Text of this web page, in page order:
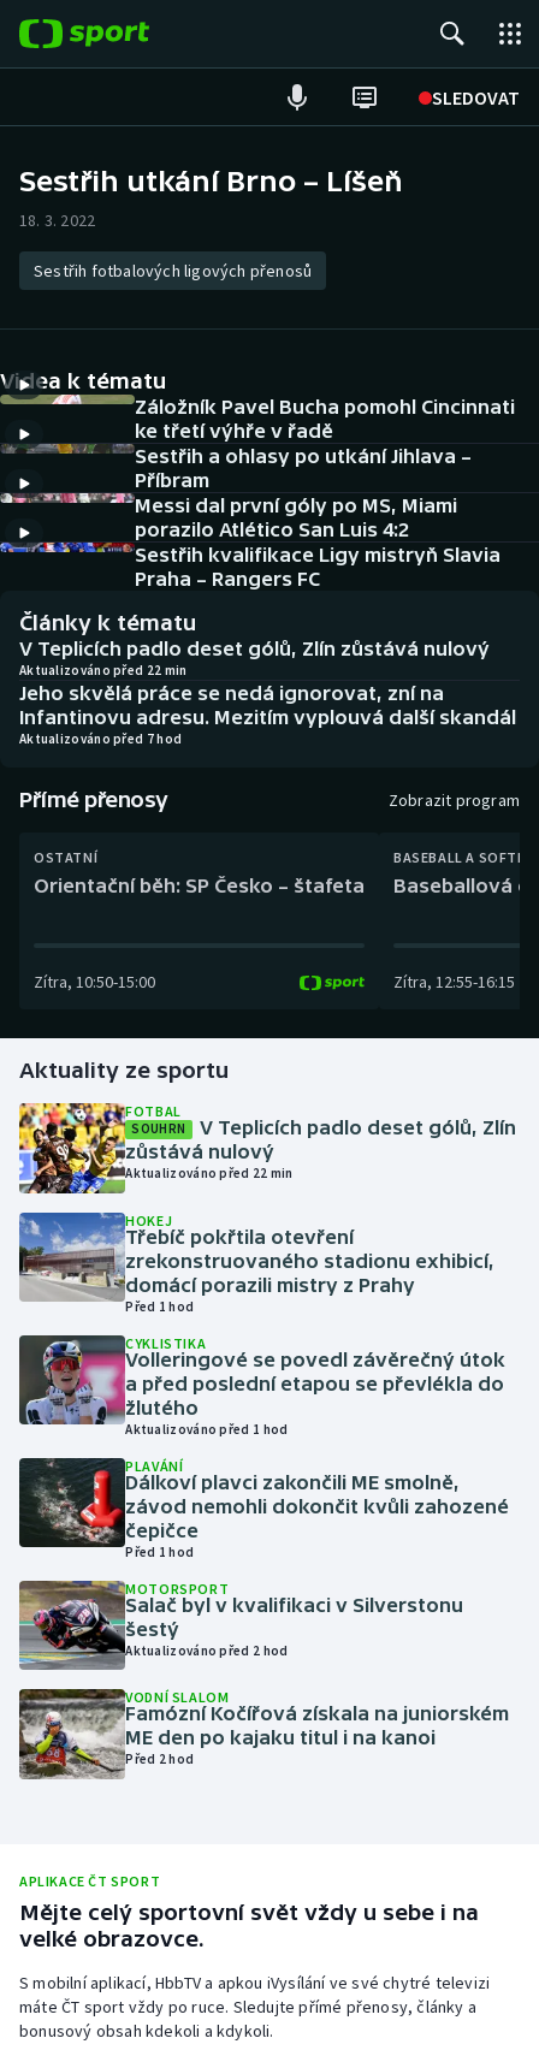
SLEDOVAT
Hokej
Tenis
Atletika
Cyklistika
DALŠÍ SPORTY
Americký fotbal
Baseball a softbal
Basketbal
Biatlon
Boby a skeleton
Box
Curling
Golf
Gymnastika
Házená
Jezdectví
Judo
Krasobruslení
Lezení
Lyže a snowboard
Moderní pětiboj
Motorsport
Olympijské hry
Parasport
Plavání
Ragby
Rychlobruslení
Rychlostní kanoistika
NEPŘEHLÉDNĚTE
Soutěže
Historické návraty
Aplikace ČT sport
AZ kvíz
Sestřih utkání Brno – Líšeň
18. 3. 2022
Sestřih fotbalových ligových přenosů
Videa k tématu
Záložník Pavel Bucha pomohl Cincinnati
ke třetí výhře v řadě
Sestřih a ohlasy po utkání Jihlava –
Příbram
Messi dal první góly po MS, Miami
porazilo Atlético San Luis 4:2
Sestřih kvalifikace Ligy mistryň Slavia
Praha – Rangers FC
Články k tématu
V Teplicích padlo deset gólů, Zlín zůstává nulový
Aktualizováno před 22 min
Jeho skvělá práce se nedá ignorovat, zní na
Infantinovu adresu. Mezitím vyplouvá další skandál
Aktualizováno před 7 hod
Přímé přenosy Zobrazit program
OSTATNÍ
Orientační běh: SP Česko – štafeta
Zítra, 10:50-15:00
BASEBALL A
Baseballová
Zítra, 12:55-16:15
Aktuality ze sportu
FOTBAL
SOUHRN
V Teplicích padlo deset gólů, Zlín
zůstává nulový
Aktualizováno před 22 min
HOKEJ
Třebíč pokřtila otevření
zrekonstruovaného stadionu exhibicí,
domácí porazili mistry z Prahy
Před 1 hod
CYKLISTIKA
Volleringové se povedl závěrečný útok
a před poslední etapou se převlékla do
žlutého
Aktualizováno před 1 hod
PLAVÁNÍ
Dálkoví plavci zakončili ME smolně,
závod nemohli dokončit kvůli zahozené
čepičce
Před 1 hod
MOTORSPORT
Salač byl v kvalifikaci v Silverstonu
šestý
Aktualizováno před 2 hod
VODNÍ SLALOM
Famózní Kočířová získala na juniorském
ME den po kajaku titul i na kanoi
Před 2 hod
APLIKACE ČT SPORT
Mějte celý sportovní svět vždy u sebe i na
velké obrazovce.
S mobilní aplikací, HbbTV a apkou iVysílání ve své chytré televizi
máte ČT sport vždy po ruce. Sledujte přímé přenosy, články a
bonusový obsah kdekoli a kdykoli.